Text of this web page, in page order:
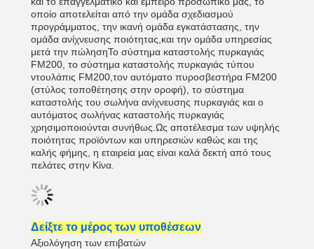
οποίο αποτελείται από την ομάδα σχεδιασμού
προγράμματος, την ικανή ομάδα εγκατάστασης, την
ομάδα ανίχνευσης ποιότητας,και την ομάδα υπηρεσίας
μετά την πώλησηΤο σύστημα καταστολής πυρκαγιάς
FM200, το σύστημα καταστολής πυρκαγιάς τύπου
ντουλάπις FM200,τον αυτόματο πυροσβεστήρα FM200
(στύλος τοποθέτησης στην οροφή), το σύστημα
καταστολής του σωλήνα ανίχνευσης πυρκαγιάς και ο
αυτόματος σωλήνας καταστολής πυρκαγιάς
χρησιμοποιούνται συνήθως.Ως αποτέλεσμα των υψηλής
ποιότητας προϊόντων και υπηρεσιών καθώς και της
καλής φήμης, η εταιρεία μας είναι καλά δεκτή από τους
πελάτες στην Κίνα.
Δείξτε το μέρος των υποθέσεων
Αξιολόγηση των επιβατών